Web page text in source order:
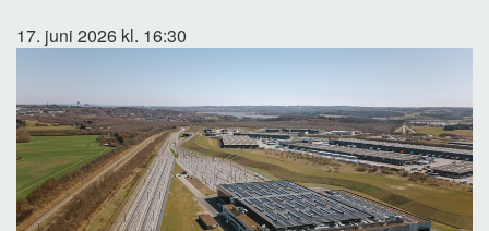
17. juni 2026 kl. 16:30